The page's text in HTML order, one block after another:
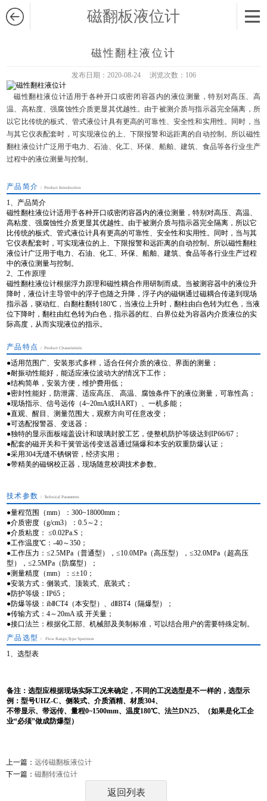
磁翻板液位计
磁性翻柱液位计
发布日期： 2020-08-24 浏览次数： 106
磁性翻柱液位计适用于各种开口或密闭容器内的液位测量，特别对高压、高
温、高粘度、强腐蚀性介质更显其优越性。由于被测介质与指示器完全隔离，所
以它比传统的板式、管式液位计具有更高的可靠性、安全性和实用性。同时，当
与其它仪表配套时，可实现液位的上、下限报警和远距离的自动控制。所以磁性
翻柱液位计广泛用于电力、石油、化工、环保、船舶、建筑、食品等各行业生产
过程中的液位测量与控制。
产品简介 / Product Introduction
1、产品简介
磁性翻柱液位计适用于各种开口或密闭容器内的液位测量，特别对高压、高温、
高粘度、强腐蚀性介质更显其优越性。由于被测介质与指示器完全隔离，所以它
比传统的板式、管式液位计具有更高的可靠性、安全性和实用性。同时，当与其
它仪表配套时，可实现液位的上、下限报警和远距离的自动控制。所以磁性翻柱
液位计广泛用于电力、石油、化工、环保、船舶、建筑、食品等各行业生产过程
中的液位测量与控制。
2、工作原理
磁性翻柱液位计根据浮力原理和磁性耦合作用研制而成。当被测容器中的液位升
降时，液位计主导管中的浮子也随之升降，浮子内的磁钢通过磁耦合传递到现场
指示器，驱动红、白翻柱翻转180℃，当液位上升时，翻柱由白色转为红色，当液
位下降时，翻柱由红色转为白色，指示器的红、白界位处为容器内介质液位的实
际高度，从而实现液位的指示。
产品特点 / Product Characteristic
●适用范围广、安装形式多样，适合任何介质的液位、界面的测量；
●耐振动性能好，能适应液位波动大的情况下工作；
●结构简单，安装方便，维护费用低；
●密封性能好，防泄露、适应高压、 高温、腐蚀条件下的液位测量，可靠性高；
●现场指示、信号远传（4~20mA或HART）、一机多能；
●直观、醒目、测量范围大，观察方向可任意改变；
●可选配报警器、变送器；
●独特的显示面板端盖设计和玻璃封胶工艺，使整机防护等级达到IP66/67；
●配套的磁开关和干簧管远传变送器通过隔爆和本安的双重防爆认证；
●采用304无缝不锈钢管，经济实用；
●带精美的磁钢校正器，现场随意校调技术参数。
技术参数 / Technical Parameters
●量程范围（mm）：300~18000mm；
●介质密度（g/cm3）：0.5～2；
●介质粘度： ≤0.02Pa.S；
●工作温度℃：-40～350；
●工作压力：≤2.5MPa（普通型），≤10.0MPa（高压型），≤32.0MPa（超高压
型），≤2.5MPa（防腐型）；
●测量精度（mm）：≤±10；
●安装方式：侧装式、顶装式、底装式；
●防护等级：IP65；
●防爆等级：ibⅡCT4（本安型）、dⅡBT4（隔爆型）；
●传输方式：4～20mA 或 开关量；
●接口法兰：根据化工部、机械部及美制标准，可以结合用户的需要特殊定制。
产品选型
/ Flow Range,type Spectrum
1、选型表
备注：选型应根据现场实际工况来确定，不同的工况选型是不一样的，选型示
例：型号UHZ-C、侧装式、介质酒精、材质304、
不带显示、带远传、量程0~1500mm、温度180℃、法兰DN25、（如果是化工企
业“必须”做成防爆型）
上一篇： 远传磁翻板液位计
下一篇： 磁翻转液位计
返回列表